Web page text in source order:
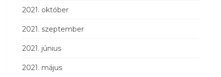
2021. október
2021. szeptember
2021. június
2021. május